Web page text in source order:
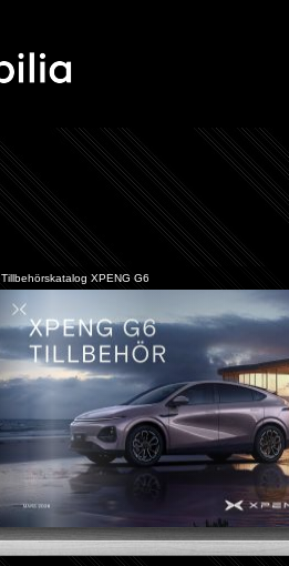
Tillbehörskatalog XPENG G6